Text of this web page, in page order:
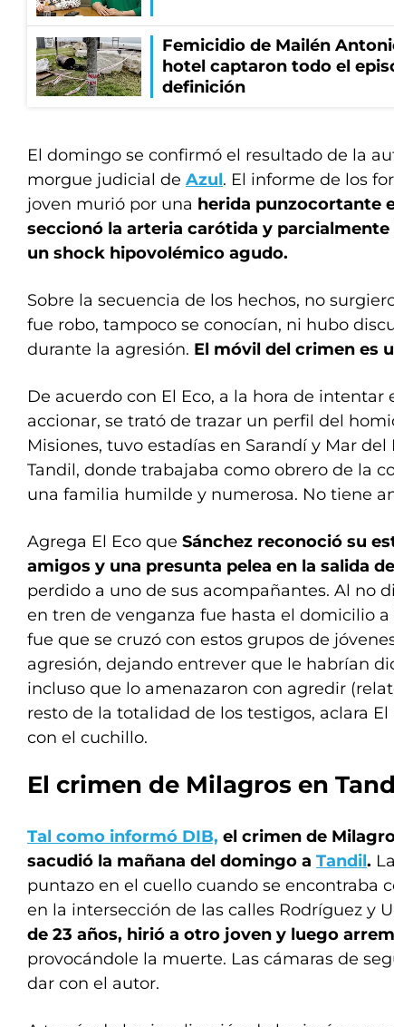
Femicidio de Mailén
hotel captaron todo el
definición
El domingo se confirmó el resultado de la
morgue judicial de Azul. El informe de los
joven murió por una herida punzocortante
seccionó la arteria carótida y
un shock hipovolémico agudo.
Sobre la secuencia de los hechos, no
fue robo, tampoco se conocían, ni hubo
durante la agresión. El móvil del crimen es
De acuerdo con El Eco, a la hora de intentar
accionar, se trató de trazar un perfil del
Misiones, tuvo estadías en Sarandí y Mar
Tandil, donde trabajaba como obrero de la
una familia humilde y numerosa. No tiene
Agrega El Eco que Sánchez reconoció su
amigos y una presunta pelea en la salida
perdido a uno de sus acompañantes. Al no
en tren de venganza fue hasta el domicilio
fue que se cruzó con estos grupos de
agresión, dejando entrever que le habrían
incluso que lo amenazaron con agredir
resto de la totalidad de los testigos, aclara
con el cuchillo.
El crimen de Milagros en
Tal como informó DIB, el crimen de
sacudió la mañana del domingo a Tandil.
puntazo en el cuello cuando se encontraba
en la intersección de las calles Rodríguez y
de 23 años, hirió a otro joven y luego
provocándole la muerte. Las cámaras de
dar con el autor.